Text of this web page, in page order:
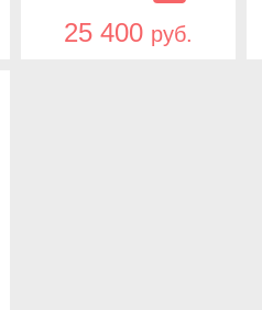
25 400 руб.